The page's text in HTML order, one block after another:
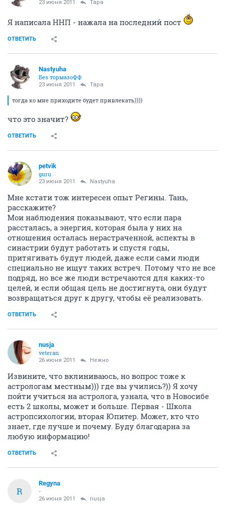
23 июня 2011 Тара
Я написала ННП - нажала на последний пост
ОТВЕТИТЬ
Nastyuha
Без тормазоФФ
23 июня 2011 Тара
тогда ко мне приходите будет привлекать))))
что это значит?
ОТВЕТИТЬ
petvik
guru
23 июня 2011 Nastyuha
Мне кстати тож интересен опыт Регины. Тань,
расскажите?
Мои наблюдения показывают, что если пара
рассталась, а энергия, которая была у них на
отношения осталась нерастраченной, аспекты в
синастрии будут работать и спустя годы,
притягивать будут людей, даже если сами люди
специально не ищут таких встреч. Потому что не все
подряд, но все же люди встречаются для каких-то
целей, и если общая цель не достигнута, они будут
возвращаться друг к другу, чтобы её реализовать.
ОТВЕТИТЬ
nusja
veteran
26 июня 2011 Нежно
Извините, что вклиниваюсь, но вопрос тоже к
астрологам местным))) где вы учились?)) Я хочу
пойти учиться на астролога, узнала, что в Новосибе
есть 2 школы, может и больше. Первая - Школа
астропсихологии, вторая Юпитер. Может, кто что
знает, где лучше и почему. Буду благодарна за
любую информацию!
ОТВЕТИТЬ
R
Regyna
-
26 июня 2011 nusja